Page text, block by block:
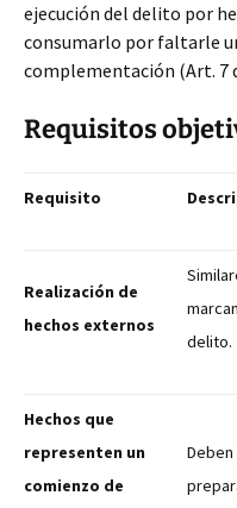
ejecución del delito por
consumarlo por faltarle
complementación (Art. 7
Requisitos
Requisito
Realización de
hechos externos
delito.
Hechos que
representen un
comienzo de